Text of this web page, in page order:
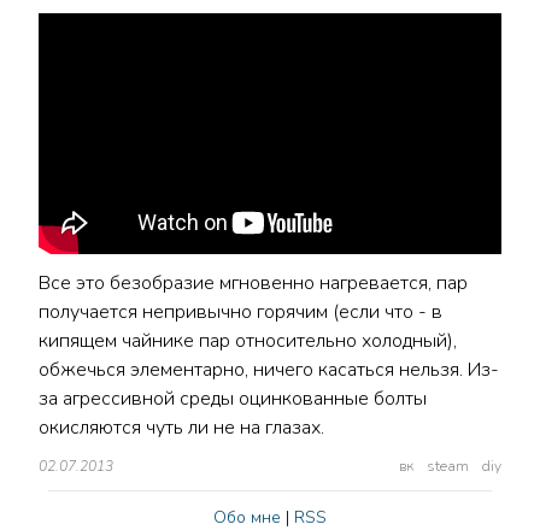
Все это безобразие мгновенно нагревается, пар
получается непривычно горячим (если что - в
кипящем чайнике пар относительно холодный),
обжечься элементарно, ничего касаться нельзя. Из-
за агрессивной среды оцинкованные болты
окисляются чуть ли не на глазах.
02.07.2013 вк steam diy
Обо мне | RSS